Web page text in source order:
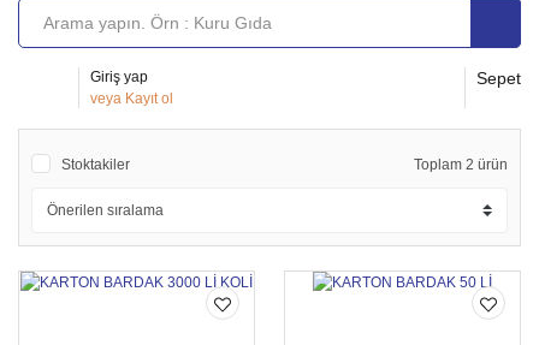
Giriş yap
veya Kayıt ol
Sepet
Stoktakiler Toplam 2 ürün